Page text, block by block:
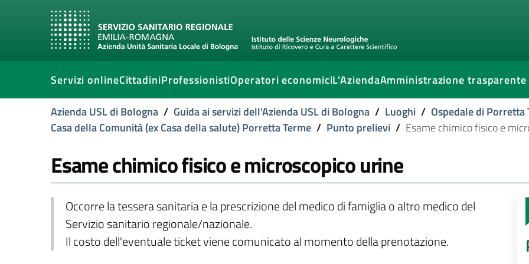
Servizi onlineCittadiniProfessionistiOperatori economiciL'AziendaAmministrazione trasparente
Azienda USL di Bologna / Guida ai servizi dell'Azienda USL di Bologna / Luoghi / Ospedale di Porretta
Casa della Comunità (ex Casa della salute) Porretta Terme / Punto prelievi / Esame chimico fisico e
Esame chimico fisico e microscopico urine
Occorre la tessera sanitaria e la prescrizione del medico di famiglia o altro medico del
Servizio sanitario regionale/nazionale.
Il costo dell'eventuale ticket viene comunicato al momento della prenotazione.